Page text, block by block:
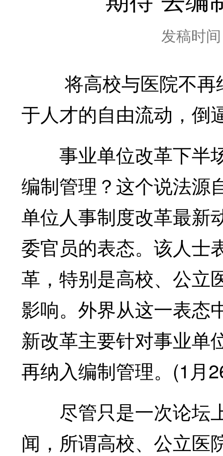
发稿时
将高校与医院不再
于人才的自由流动，倒
事业单位改革下半
编制管理？这个说法源
单位人事制度改革最新
委官员的表态。该人士
革，特别是高校、公立
影响。外界从这一表态
新改革主要针对事业单
再纳入编制管理。(1月
尽管只是一次论坛上
闻，所谓高校、公立医